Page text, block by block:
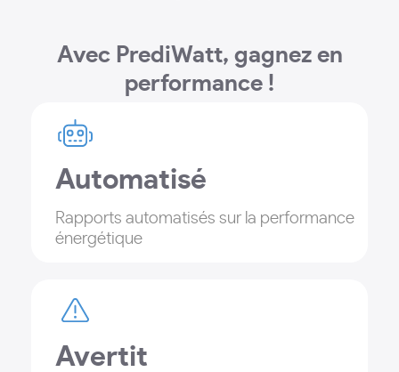
Avec PrediWatt, gagnez en
performance !
Automatisé
Rapports automatisés sur la performance
énergétique
Avertit